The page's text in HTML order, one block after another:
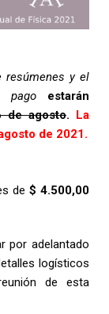
resúmenes y el
pago
estarán
de agosto. La
de 2021.
de $ 4.500,00
por adelantado
logísticos
de esta